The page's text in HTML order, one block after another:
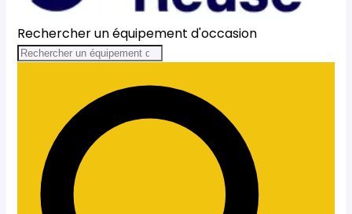
Rechercher un équipement d'occasion